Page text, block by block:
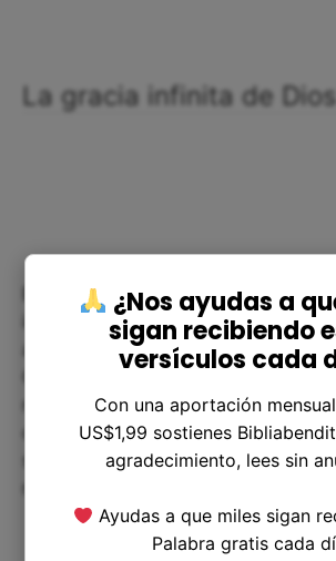
La gracia infinita de Dios
Esta historia también nos
infinita de Dios, que es capaz de
a los más rebeldes y
rebeldes, sin embargo, Dios les
oportunidad de redimirse.
siempre la soberanía y la
¿Nos ayudas a
sigan recibiendo
versículos cada
Con una aportación
US$1,99 sostienes
agradecimiento, lees sin
Ayudas a que miles sigan
Palabra gratis cada